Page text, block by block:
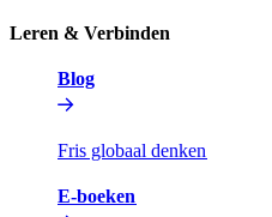
Leren & Verbinden​​
Blog​​
Fris globaal denken​​
E-boeken​​